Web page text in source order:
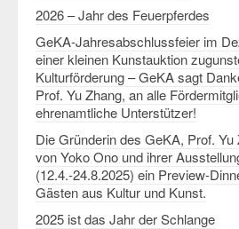
2026 – Jahr des Feuerpferdes
GeKA-Jahresabschlussfeier im
einer kleinen Kunstauktion
Kulturförderung – GeKA sagt
Prof. Yu Zhang, an alle
ehrenamtliche Unterstützer!
Die Gründerin des GeKA, Prof.
von Yoko Ono und ihrer
(12.4.-24.8.2025) ein Preview-
Gästen aus Kultur und Kunst.
2025 ist das Jahr der Schlange